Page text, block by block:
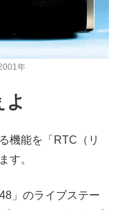
年
よ
機能を「RTC（リ
す。
」のライブステー